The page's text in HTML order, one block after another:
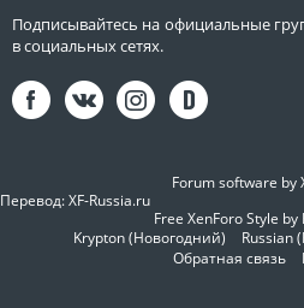
Подписывайтесь на официальные
в социальных сетях.
Forum software by
Перевод:XF-Russia.ru
Free XenForo Style
Krypton (Новогодний)
Russian
Обратная связь